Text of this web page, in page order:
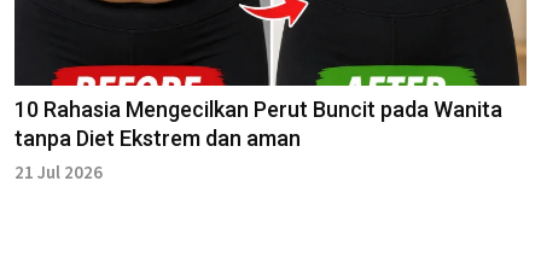
10 Rahasia Mengecilkan Perut Buncit pada Wanita
tanpa Diet Ekstrem dan aman
21 Jul 2026